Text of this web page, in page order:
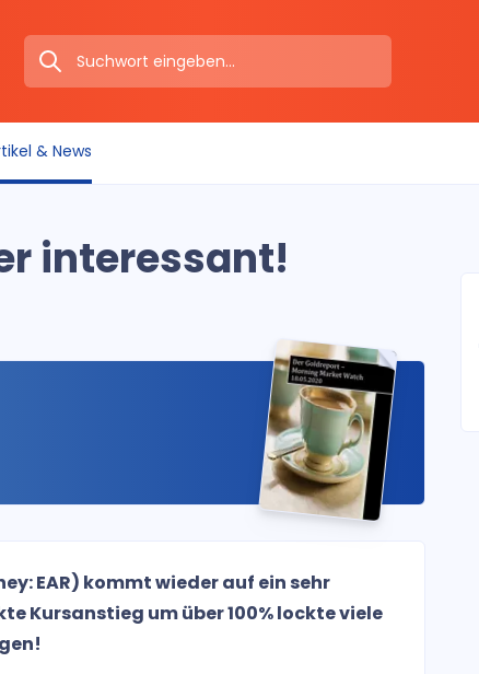
& News
interessant!
EAR) kommt wieder auf ein sehr
Kursanstieg um über 100% lockte viele